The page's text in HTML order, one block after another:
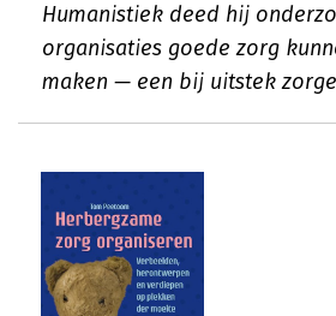
Humanistiek deed hij
organisaties goede zorg
maken — een bij uitstek